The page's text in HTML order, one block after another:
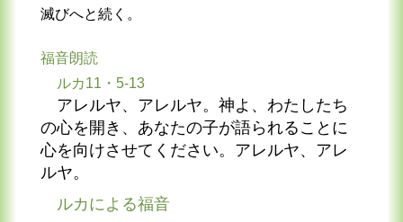
滅びへと続く。
福音朗読
ルカ11・5-13
アレルヤ、アレルヤ。神よ、わたしたち
の心を開き、あなたの子が語られることに
心を向けさせてください。アレルヤ、アレ
ルヤ。
ルカによる福音